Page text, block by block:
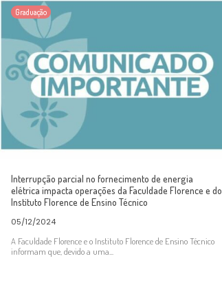
Graduação
Interrupção parcial no fornecimento de energia
elétrica impacta operações da Faculdade Florence e do
Instituto Florence de Ensino Técnico
05/12/2024
A Faculdade Florence e o Instituto Florence de Ensino Técnico
informam que, devido a uma...